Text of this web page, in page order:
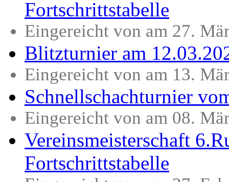
Fortschrittstabelle
Eingereicht von am 27.
Blitzturnier am
Eingereicht von am 13.
Schnellschachturnier
Eingereicht von am 08.
Vereinsmeisterschaft
Fortschrittstabelle